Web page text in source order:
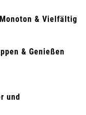
& Vielfältig
& Genießen
und